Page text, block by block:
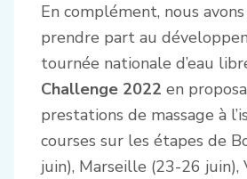
En complément, nous
prendre part au
tournée nationale d’eau
Challenge 2022 en
prestations de massage à
courses sur les étapes de
juin), Marseille (23-26 juin),